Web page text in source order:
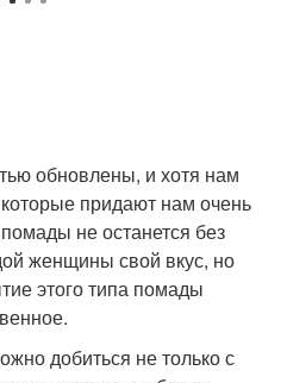
Помады для рыжих
обновлены, и хотя нам
придают нам очень
не останется без
женщины свой вкус, но
этого типа помады
добиться не только с